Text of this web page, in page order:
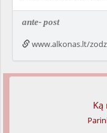
ante-post
www.alkonas.lt/
Ką